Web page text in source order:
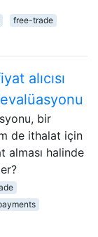
free-trade
alıcısı
bir
de ithalat için
alması halinde